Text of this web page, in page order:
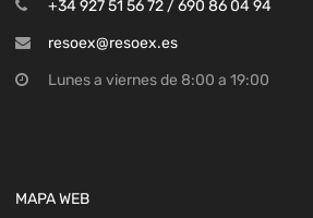
+34 927 51 56 72 / 690 86 04 94
resoex@resoex.es
Lunes a viernes de 8:00 a 19:00
MAPA WEB